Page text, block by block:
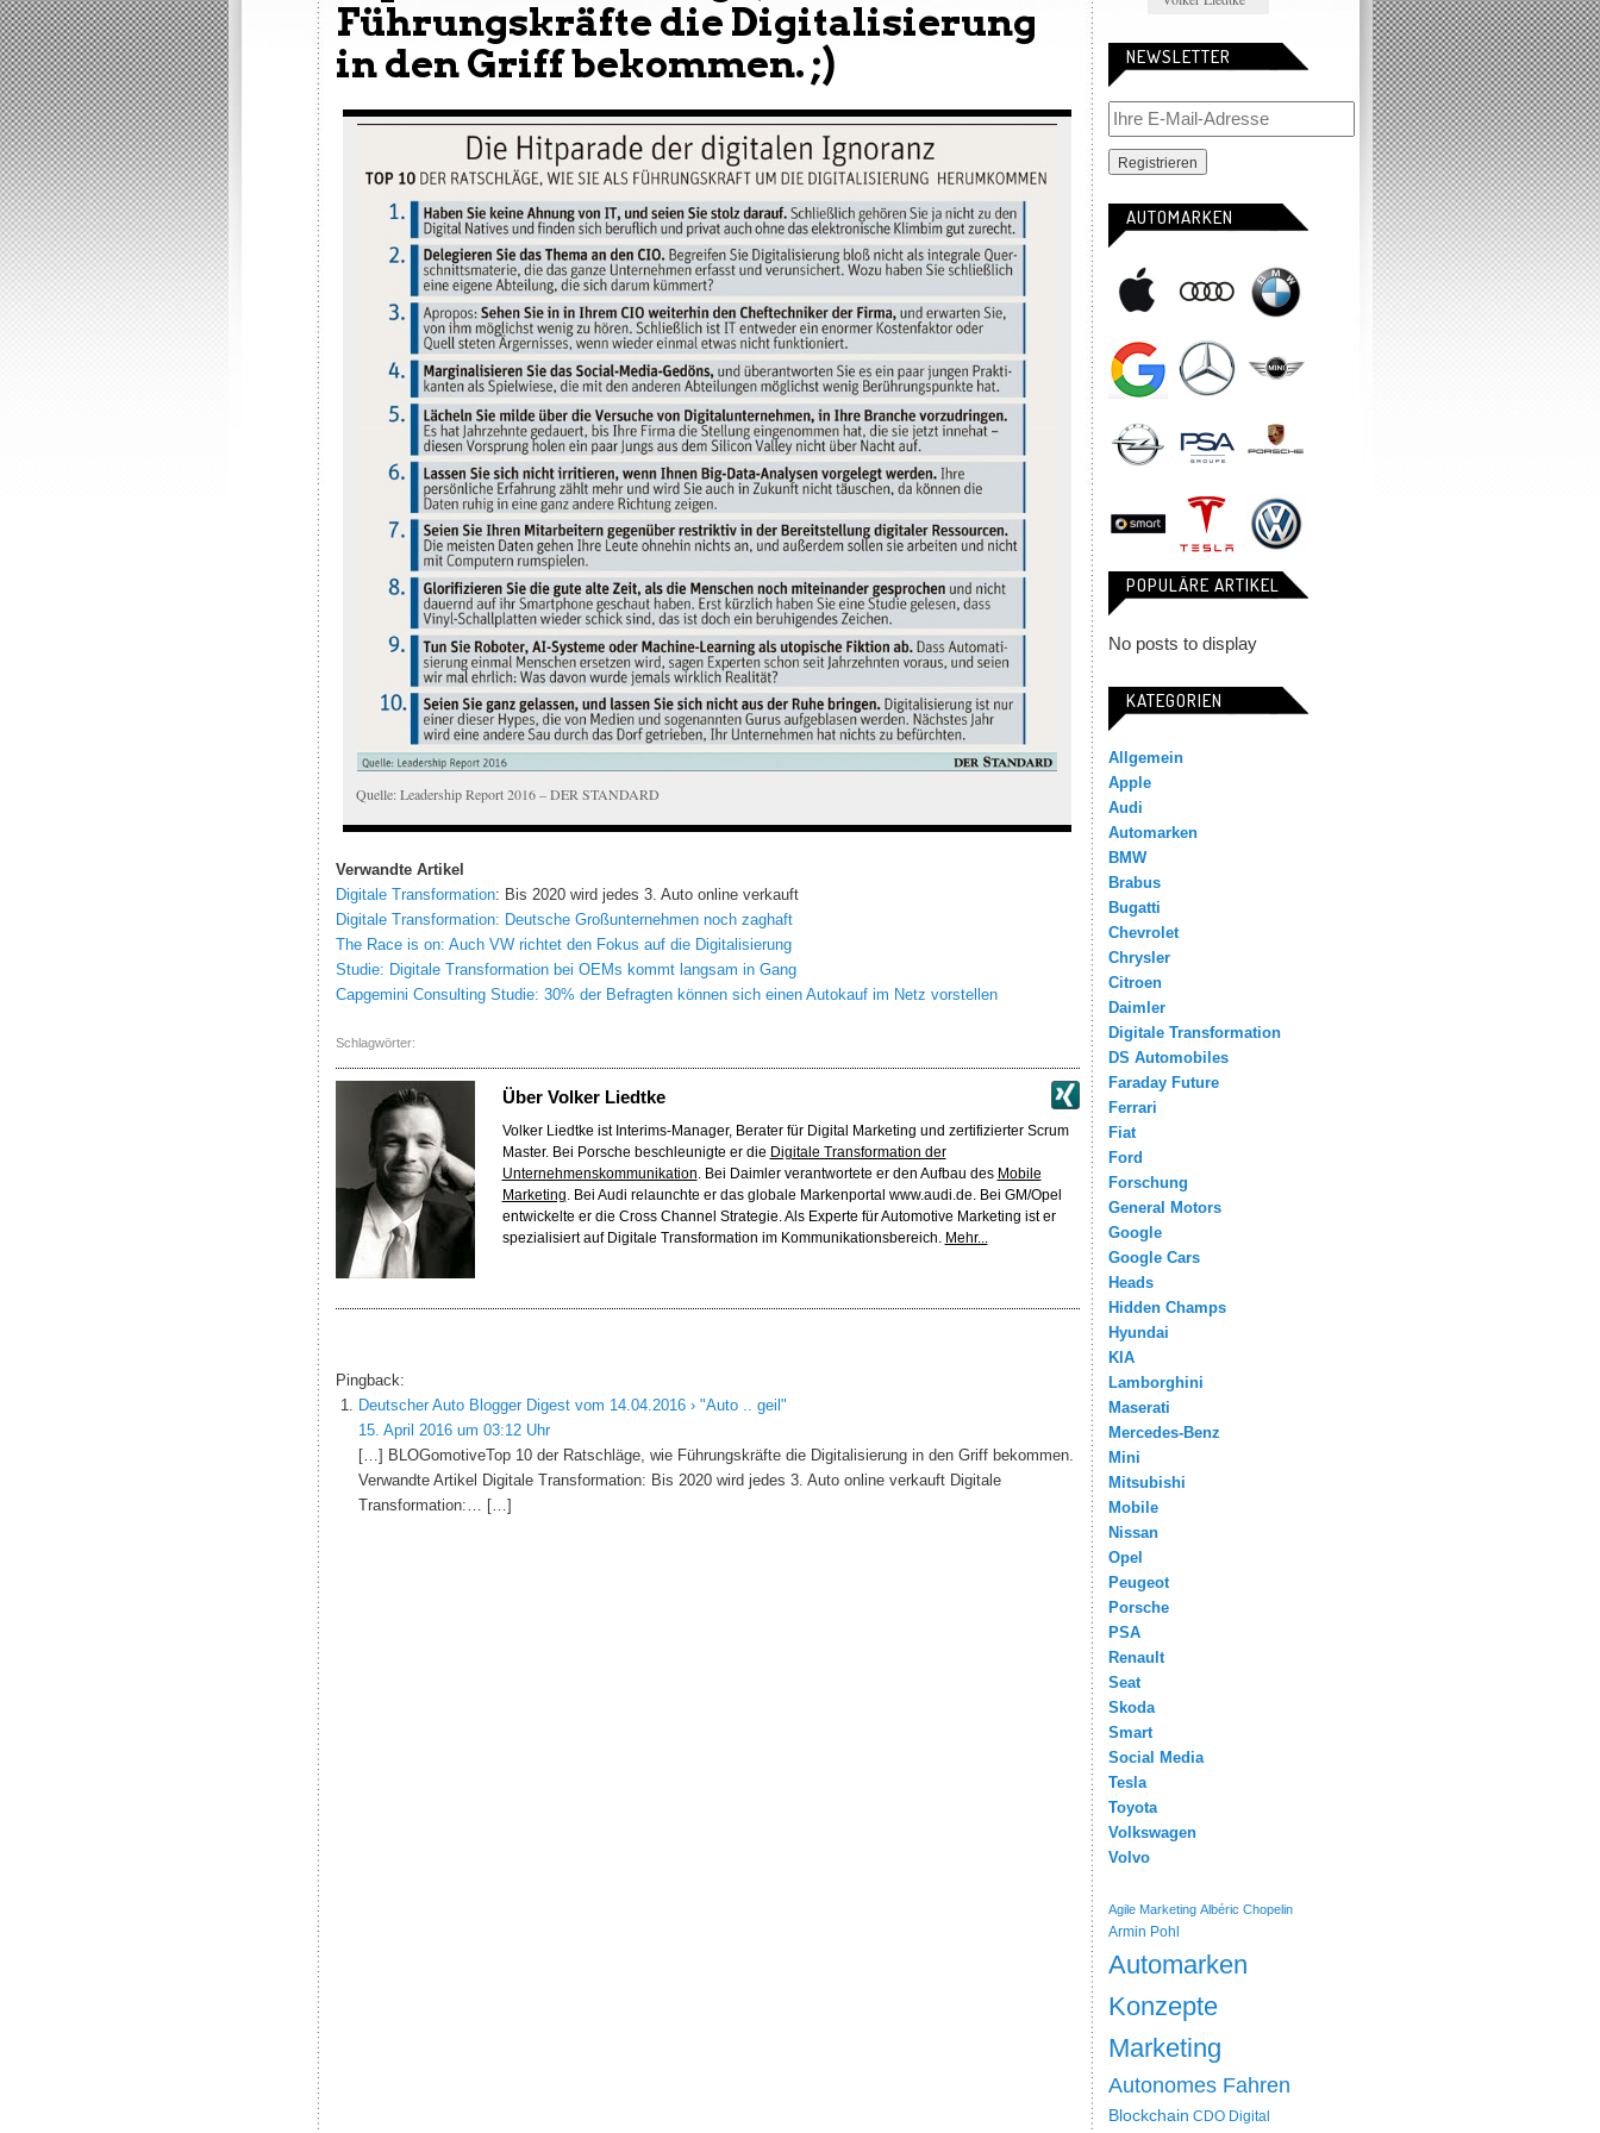
Führungskräfte die Digitalisierung
in den Griff bekommen. ;)
Quelle: Leadership Report 2016 – DER STANDARD
Verwandte Artikel
Digitale Transformation: Bis 2020 wird jedes 3. Auto online verkauft
Digitale Transformation: Deutsche Großunternehmen noch zaghaft
The Race is on: Auch VW richtet den Fokus auf die Digitalisierung
Studie: Digitale Transformation bei OEMs kommt langsam in Gang
Capgemini Consulting Studie: 30% der Befragten können sich einen Autokauf im Netz vorstellen
Schlagwörter:
Über Volker Liedtke
Volker Liedtke ist Interims-Manager, Berater für Digital Marketing und zertifizierter Scrum
Master. Bei Porsche beschleunigte er die Digitale Transformation der
Unternehmenskommunikation. Bei Daimler verantwortete er den Aufbau des Mobile
Marketing. Bei Audi relaunchte er das globale Markenportal www.audi.de. Bei GM/Opel
entwickelte er die Cross Channel Strategie. Als Experte für Automotive Marketing ist er
spezialisiert auf Digitale Transformation im Kommunikationsbereich. Mehr...
Pingback:
Deutscher Auto Blogger Digest vom 14.04.2016 › "Auto .. geil"
15. April 2016 um 03:12 Uhr
[…] BLOGomotiveTop 10 der Ratschläge, wie Führungskräfte die Digitalisierung in den Griff bekommen.
Verwandte Artikel Digitale Transformation: Bis 2020 wird jedes 3. Auto online verkauft Digitale
Transformation:… […]
NEWSLETTER
AUTOMARKEN
POPULÄRE ARTIKEL
No posts to display
KATEGORIEN
Allgemein
Apple
Audi
Automarken
BMW
Brabus
Bugatti
Chevrolet
Chrysler
Citroen
Daimler
Digitale Transformation
DS Automobiles
Faraday Future
Ferrari
Fiat
Ford
Forschung
General Motors
Google
Google Cars
Heads
Hidden Champs
Hyundai
KIA
Lamborghini
Maserati
Mercedes-Benz
Mini
Mitsubishi
Mobile
Nissan
Opel
Peugeot
Porsche
PSA
Renault
Seat
Skoda
Smart
Social Media
Tesla
Toyota
Volkswagen
Volvo
Agile Marketing Albéric Chopelin
Armin Pohl
Automarken
Konzepte
Marketing
Autonomes Fahren
Blockchain CDO Digital